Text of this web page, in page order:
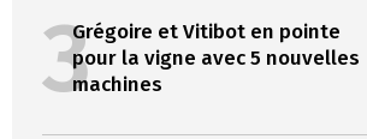
3Grégoire et Vitibot en pointe
pour la vigne avec 5 nouvelles
machines